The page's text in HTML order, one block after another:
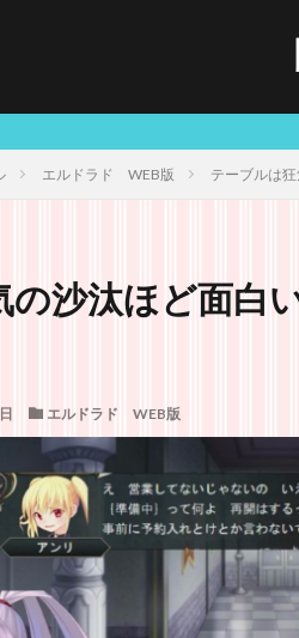
エルドラド WEB版 テーブルは
の沙汰ほど面
エルドラド WEB版